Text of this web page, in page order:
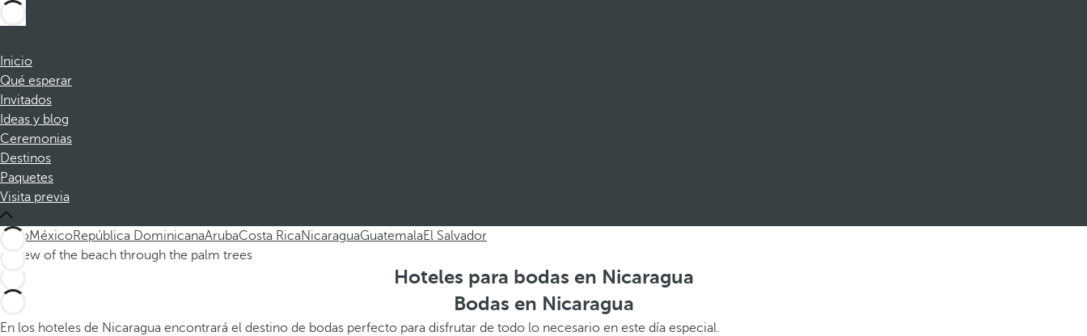
Inicio
Qué esperar
Invitados
Ideas y blog
Ceremonias
Destinos
Paquetes
Visita previa
TodoMéxicoRepública DominicanaArubaCosta RicaNicaraguaGuatemalaEl Salvador
Hoteles para bodas en Nicaragua
Bodas en Nicaragua
En los hoteles de Nicaragua encontrará el destino de bodas perfecto para disfrutar de todo lo necesario en este día especial.